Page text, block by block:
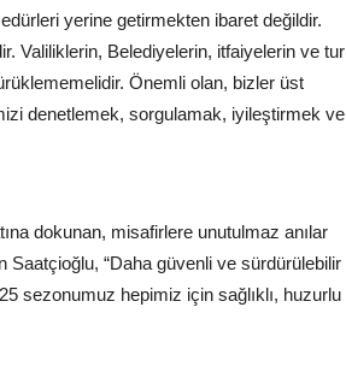
yerine getirmekten ibaret değildir.
Valiliklerin, Belediyelerin, itfaiyelerin ve tur
Önemli olan, bizler üst
denetlemek, sorgulamak, iyileştirmek ve
dokunan, misafirlere unutulmaz anılar
“Daha güvenli ve sürdürülebilir
sezonumuz hepimiz için sağlıklı, huzurlu